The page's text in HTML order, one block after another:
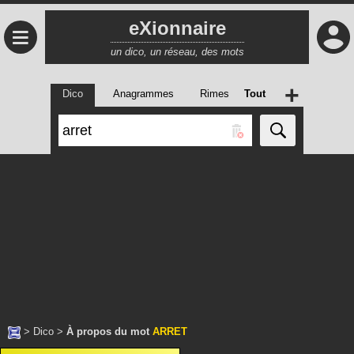
≡ eXionnaire
un dico, un réseau, des mots
Dico Anagrammes Rimes Tout +
> Dico > À propos du mot ARRET